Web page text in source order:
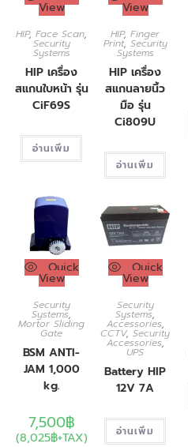
View
HIP,Face Scan,
Security
Systems
HIP เครื่อง
สแกนใบหน้า รุ่น
CiF69S
อ่านเพิ่ม
View
HIP,Finger
Print, Security
Systems
HIP เครื่อง
สแกนลายนิ้ว
มือ รุ่น
Ci809U
อ่านเพิ่ม
Quick
View
Security
Systems,
Mortor Sliding
Gate
BSM ANTI-
JAM 1,000
kg.
7,500฿
(8,025฿+TAX)
Quick
View
Security
Systems,
Accessories,
CCTV,Security
Accessories,
UPS
Battery HIP
12V 7A
อ่านเพิ่ม